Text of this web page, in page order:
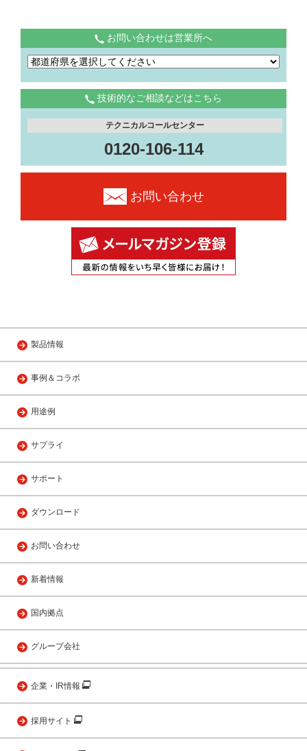
お問い合わせは営業所へ
技術的なご相談などはこちら
テクニカルコールセンター
0120-106-114
お問い合わせ
製品情報
事例＆コラボ
用途例
サプライ
サポート
ダウンロード
お問い合わせ
新着情報
国内拠点
グループ会社
企業・IR情報
採用サイト